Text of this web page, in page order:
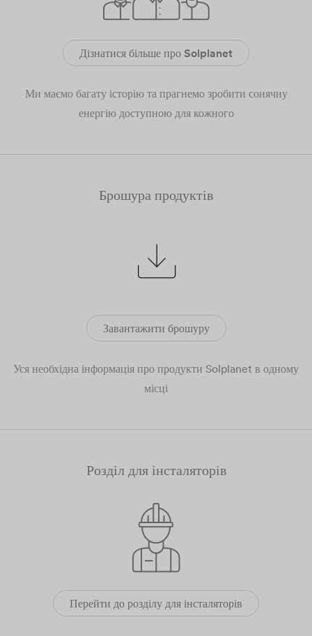
Дізнатися більше про Solplanet
Ми маємо багату історію та прагнемо зробити сонячну
енергію доступною для кожного
Брошура продуктів
Завантажити брошуру
Уся необхідна інформація про продукти Solplanet в одному
місці
Розділ для інсталяторів
Перейти до розділу для інсталяторів